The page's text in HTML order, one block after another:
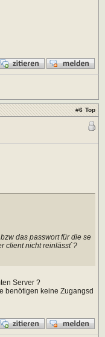
#6 Top
das passwort für die se
client nicht reinlässt`?
Server ?
benötigen keine Zugangsd